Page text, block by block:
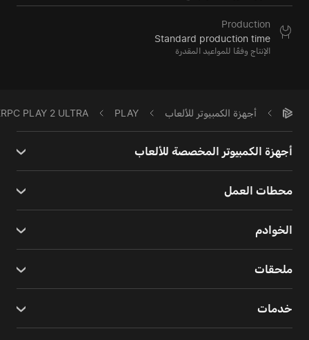
Standard production time
الإنتاج وفقًا للمواعيد المقدرة
أجهزة الكمبيوتر للألعاب PLAY
PLAY 2 ULTRA
أجهزة الكمبيوتر المخصصة للألعاب
محطات العمل
الخوادم
ملحقات
خدمات